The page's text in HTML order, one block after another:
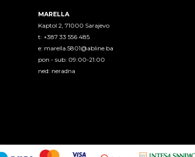
MARELLA
Kaptol 2, 71000 Sarajevo
t: +387 33 556 485
e: marella.5801@abline.ba
pon - sub: 09:00-21:00
ned: neradna